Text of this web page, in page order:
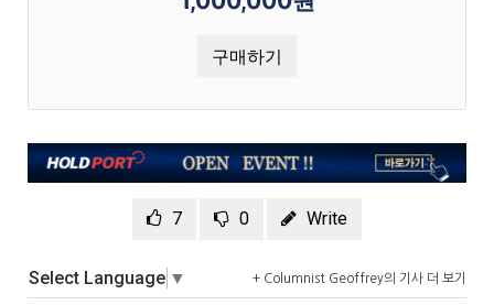
구매하기
7 0 Write
Select Language ▼ + Columnist Geoffrey의 기사 더 보기